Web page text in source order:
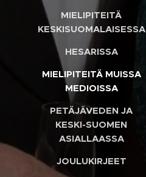
MIELIPITEITÄ
KESKISUOMALAISESSA
HESARISSA
MIELIPITEITÄ MUISSA
MEDIOISSA
PETÄJÄVEDEN JA
KESKI-SUOMEN
ASIALLAASSA
JOULUKIRJEET